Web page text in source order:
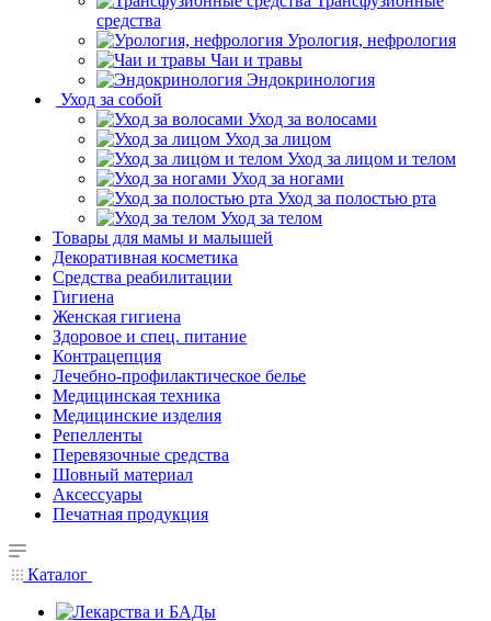
средства
Урология, нефрология
Чаи и травы
Эндокринология
Уход за собой
Уход за волосами
Уход за лицом
Уход за лицом и телом
Уход за ногами
Уход за полостью рта
Уход за телом
Товары для мамы и малышей
Декоративная косметика
Средства реабилитации
Гигиена
Женская гигиена
Здоровое и спец. питание
Контрацепция
Лечебно-профилактическое белье
Медицинская техника
Медицинские изделия
Репелленты
Перевязочные средства
Шовный материал
Аксессуары
Печатная продукция
Каталог